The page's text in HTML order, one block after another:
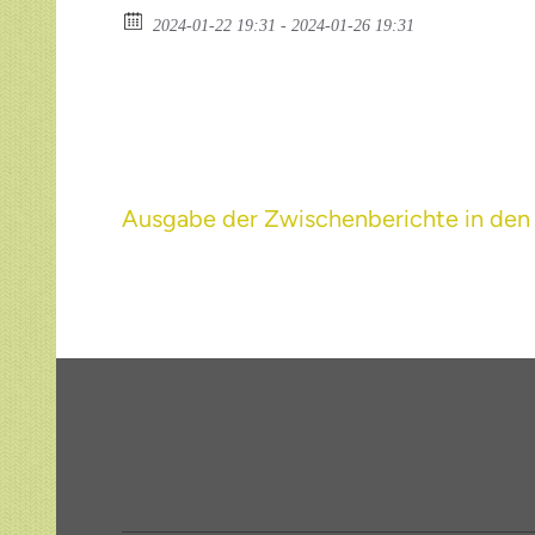
2024-01-22 19:31 - 2024-01-26 19:31
Beitragsnavigation
Ausgabe der Zwischenberichte in den